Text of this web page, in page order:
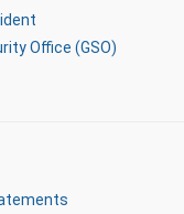
Office (GSO)